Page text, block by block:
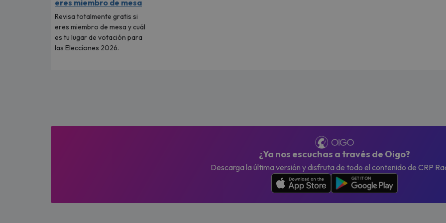
eres miembro de mesa
Revisa totalmente gratis si
eres miembro de mesa y cuál
es tu lugar de votación para
las Elecciones 2026.
¿Ya nos escuchas a través de Oigo?
Descarga la última versión y disfruta de todo el contenido de CRP